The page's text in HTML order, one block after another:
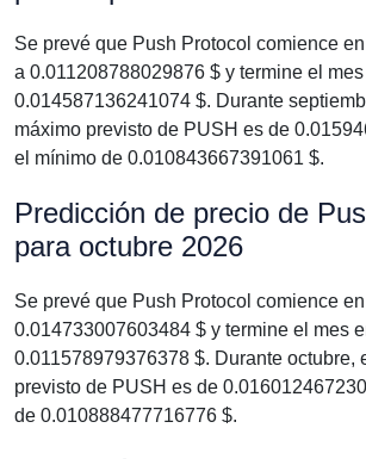
Se prevé que Push Protocol comience
a 0.011208788029876 $ y termine el mes
0.014587136241074 $. Durante
máximo previsto de PUSH es de
el mínimo de 0.010843667391061 $.
Predicción de precio de
para octubre 2026
Se prevé que Push Protocol comience
0.014733007603484 $ y termine el mes
0.011578979376378 $. Durante octubre,
previsto de PUSH es de
de 0.010888477716776 $.